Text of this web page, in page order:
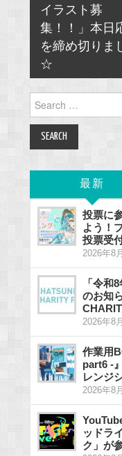
イラスト募
集！！」本日
を締め切りま
☆
for:
最新
投票に
よう！
投票受
2026年8
「令和
のお知
2026年8
作業用
part6 -
レンジ
2026年8
ッドラ
ク」が